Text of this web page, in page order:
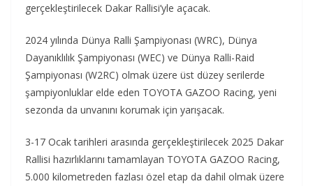
gerçekleştirilecek Dakar Rallisi’yle açacak.
2024 yılında Dünya Ralli Şampiyonası (WRC), Dünya
Dayanıklılık Şampiyonası (WEC) ve Dünya Ralli-Raid
Şampiyonası (W2RC) olmak üzere üst düzey serilerde
şampiyonluklar elde eden TOYOTA GAZOO Racing, yeni
sezonda da unvanını korumak için yarışacak.
3-17 Ocak tarihleri arasında gerçekleştirilecek 2025 Dakar
Rallisi hazırlıklarını tamamlayan TOYOTA GAZOO Racing,
5.000 kilometreden fazlası özel etap da dahil olmak üzere